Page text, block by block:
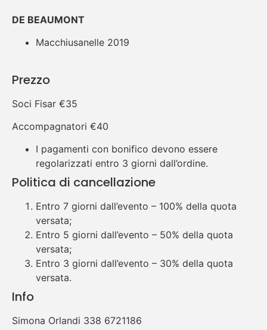
DE BEAUMONT
Macchiusanelle 2019
Prezzo
Soci Fisar €35
Accompagnatori €40
I pagamenti con bonifico devono essere
regolarizzati entro 3 giorni dall’ordine.
Politica di cancellazione
Entro 7 giorni dall’evento – 100% della quota
versata;
Entro 5 giorni dall’evento – 50% della quota
versata;
Entro 3 giorni dall’evento – 30% della quota
versata.
Info
Simona Orlandi 338 6721186